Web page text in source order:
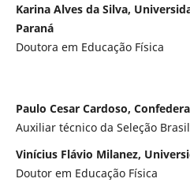
Karina Alves da Silva,
Paraná
Doutora em Educação Física
Paulo Cesar Cardoso,
Auxiliar técnico da Seleção
Vinícius Flávio Milanez,
Doutor em Educação Física